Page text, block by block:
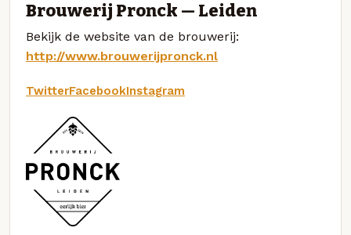
Brouwerij Pronck — Leiden
Bekijk de website van de brouwerij:
http://www.brouwerijpronck.nl
TwitterFacebookInstagram